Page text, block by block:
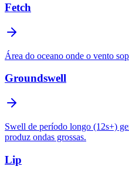
Fetch
Área do oceano onde o vento
Groundswell
Swell de período longo (12s+)
produz ondas grossas.
Lip